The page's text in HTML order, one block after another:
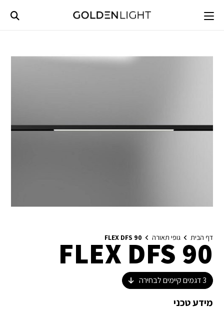
content
דף הבית גופי תאורה FLEX DFS 90
FLEX DFS 90
3דגמים קיימים לבחירה
מידע טכני